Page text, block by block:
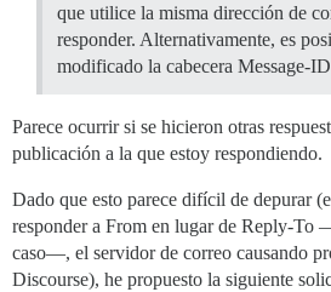
que utilice la misma dirección de
responder. Alternativamente, es
modificado la cabecera Message-
Parece ocurrir si se hicieron otras
publicación a la que estoy respondiendo.
Dado que esto parece difícil de depurar
responder a From en lugar de Reply-To
caso—, el servidor de correo causando
Discourse), he propuesto la siguiente